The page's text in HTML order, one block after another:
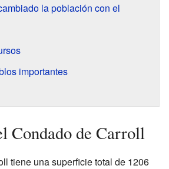
la población con el
importantes
Condado de Carroll
tiene una superficie total de 1206